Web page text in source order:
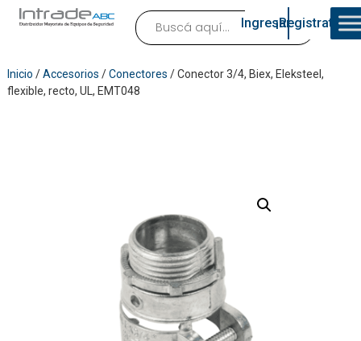
Ingresar¡Registrate!
Inicio /Accesorios /Conectores / Conector 3/4, Biex, Eleksteel,
flexible, recto, UL, EMT048